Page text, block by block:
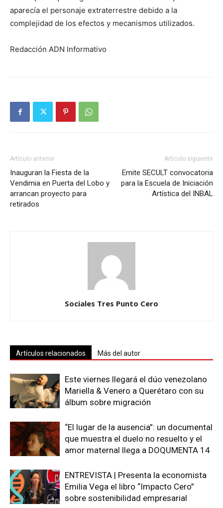
aparecía el personaje extraterrestre debido a la
complejidad de los efectos y mecanismos utilizados.
Redacción ADN Informativo
Artículo anterior
Inauguran la Fiesta de la
Vendimia en Puerta del Lobo y
arrancan proyecto para
retirados
Artículo siguiente
Emite SECULT convocatoria
para la Escuela de Iniciación
Artística del INBAL
Sociales Tres Punto Cero
Artículos relacionados Más del autor
Este viernes llegará el dúo venezolano
Mariella & Venero a Querétaro con su
álbum sobre migración
“El lugar de la ausencia”: un documental
que muestra el duelo no resuelto y el
amor maternal llega a DOQUMENTA 14
ENTREVISTA | Presenta la economista
Emilia Vega el libro “Impacto Cero”
sobre sostenibilidad empresarial